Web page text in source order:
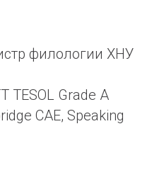
филологии ХНУ
FCE Grade A
к носителю